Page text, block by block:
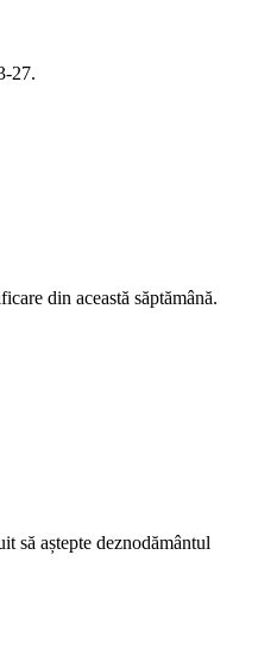
27.
din această săptămână.
să aștepte deznodământul